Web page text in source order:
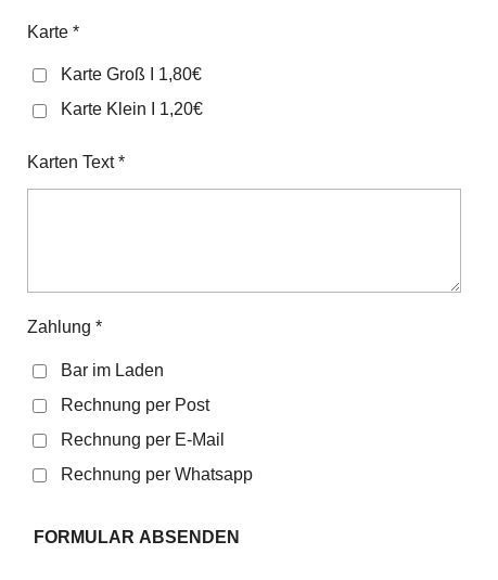
Karte *
Karte Groß I 1,80€
Karte Klein I 1,20€
Karten Text *
Zahlung *
Bar im Laden
Rechnung per Post
Rechnung per E-Mail
Rechnung per Whatsapp
FORMULAR ABSENDEN